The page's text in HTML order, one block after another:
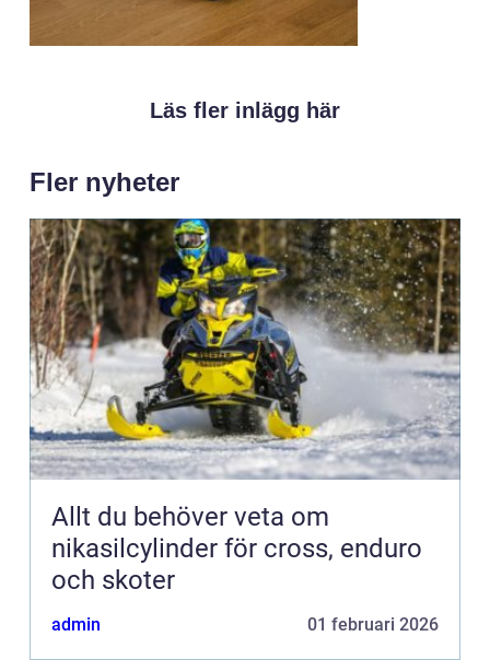
Läs fler inlägg här
Fler nyheter
Allt du behöver veta om
nikasilcylinder för cross, enduro
och skoter
admin 01 februari 2026